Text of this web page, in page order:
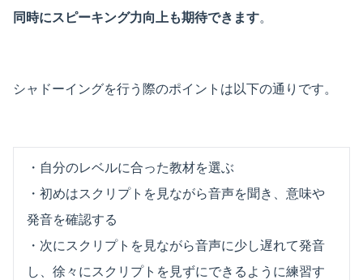
同時にスピーキング力向上も期待できます。
シャドーイングを行う際のポイントは以下の通りです。
・自分のレベルに合った教材を選ぶ
・初めはスクリプトを見ながら音声を聞き、意味や
発音を確認する
・次にスクリプトを見ながら音声に少し遅れて発音
し、徐々にスクリプトを見ずにできるように練習す